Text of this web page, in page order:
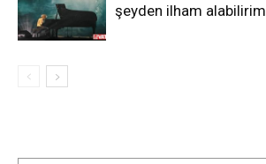
şeyden ilham alabilirim